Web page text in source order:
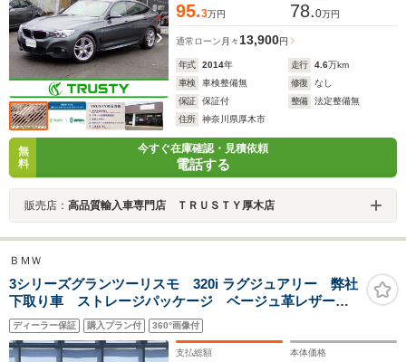
95.3万円 78.0万円
通常ローン 月々13,900円
年式 2014年 走行 4.6万km
車検
車検整備無 修復
なし
保証
保証付 整備
法定整備無
住所
神奈川県厚木市
無
料
今すぐ在庫確認・見積依頼
電話する
販売店： 高品質輸入車専門店 ＴＲＵＳＴＹ厚木店
ＢＭＷ
3シリーズグランツーリスモ 320i ラグジュアリー 弊社
下取り車 ストレージパッケージ ベージュ革レザーシ
ート 認定中古車 全国正規ディーラー保証付/1年・走行
距離無制限 シートヒーター ACC オートトランク
バックカメラ
ディーラー保証 購入プラン付 360°画像付
支払総額 本体価格